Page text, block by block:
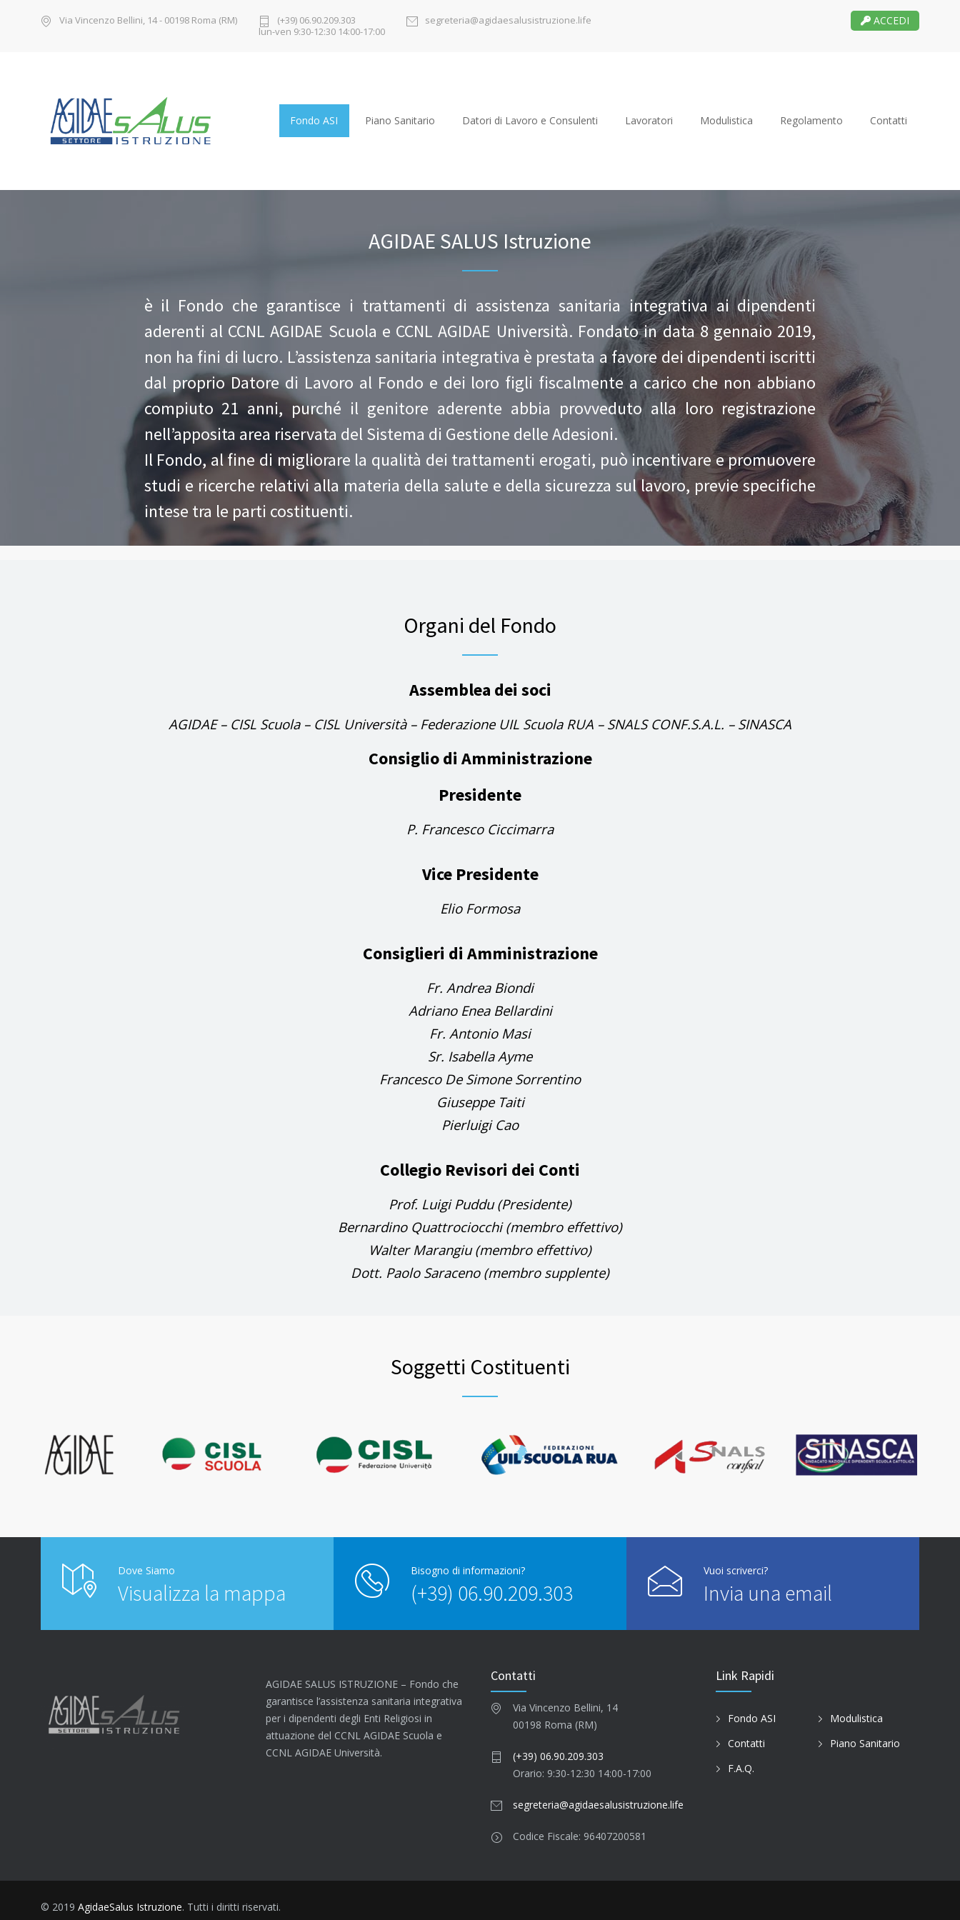
Via Vincenzo Bellini, 14 - 00198 Roma (RM)
(+39) 06.90.209.303
lun-ven 9:30-12:30 14:00-17:00
segreteria@agidaesalusistruzione.life ACCEDI
Fondo ASI Piano Sanitario Datori di Lavoro e Consulenti Lavoratori Modulistica Regolamento Contatti
AGIDAE SALUS Istruzione
è il Fondo che garantisce i trattamenti di assistenza sanitaria integrativa ai dipendenti
aderenti al CCNL AGIDAE Scuola e CCNL AGIDAE Università. Fondato in data 8 gennaio 2019,
non ha fini di lucro. L’assistenza sanitaria integrativa è prestata a favore dei dipendenti iscritti
dal proprio Datore di Lavoro al Fondo e dei loro figli fiscalmente a carico che non abbiano
compiuto 21 anni, purché il genitore aderente abbia provveduto alla loro registrazione
nell’apposita area riservata del Sistema di Gestione delle Adesioni.
Il Fondo, al fine di migliorare la qualità dei trattamenti erogati, può incentivare e promuovere
studi e ricerche relativi alla materia della salute e della sicurezza sul lavoro, previe specifiche
intese tra le parti costituenti.
Organi del Fondo
Assemblea dei soci
AGIDAE – CISL Scuola – CISL Università – Federazione UIL Scuola RUA – SNALS CONF.S.A.L. – SINASCA
Consiglio di Amministrazione
Presidente
P. Francesco Ciccimarra
Vice Presidente
Elio Formosa
Consiglieri di Amministrazione
Fr. Andrea Biondi
Adriano Enea Bellardini
Fr. Antonio Masi
Sr. Isabella Ayme
Francesco De Simone Sorrentino
Giuseppe Taiti
Pierluigi Cao
Collegio Revisori dei Conti
Prof. Luigi Puddu (Presidente)
Bernardino Quattrociocchi (membro effettivo)
Walter Marangiu (membro effettivo)
Dott. Paolo Saraceno (membro supplente)
Soggetti Costituenti
Dove Siamo
Visualizza la mappa
Bisogno di informazioni?
(+39) 06.90.209.303
Vuoi scriverci?
Invia una email
AGIDAE SALUS ISTRUZIONE – Fondo che
garantisce l’assistenza sanitaria integrativa
per i dipendenti degli Enti Religiosi in
attuazione del CCNL AGIDAE Scuola e
CCNL AGIDAE Università.
Contatti
Via Vincenzo Bellini, 14
00198 Roma (RM)
(+39) 06.90.209.303
Orario: 9:30-12:30 14:00-17:00
segreteria@agidaesalusistruzione.life
Codice Fiscale: 96407200581
Link Rapidi
Fondo ASI
Modulistica
Contatti
Piano Sanitario
F.A.Q.
© 2019 AgidaeSalus Istruzione. Tutti i diritti riservati.